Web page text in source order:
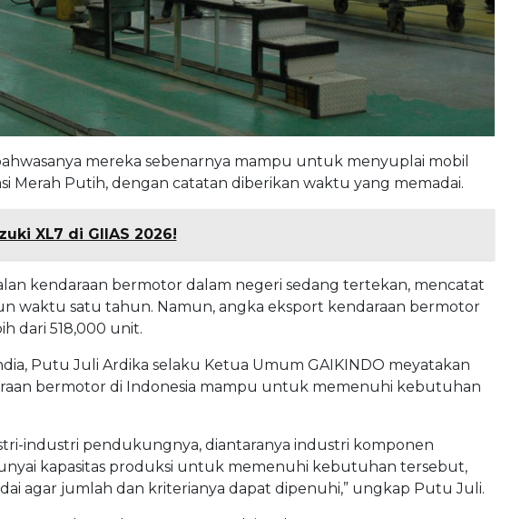
mereka sebenarnya mampu untuk menyuplai mobil
Merah Putih, dengan catatan diberikan waktu yang memadai.
XL7 di GIIAS 2026!
kendaraan bermotor dalam negeri sedang tertekan, mencatat
waktu satu tahun. Namun, angka eksport kendaraan bermotor
dari 518,000 unit.
Putu Juli Ardika selaku Ketua Umum GAIKINDO meyatakan
bermotor di Indonesia mampu untuk memenuhi kebutuhan
industri pendukungnya, diantaranya industri komponen
kapasitas produksi untuk memenuhi kebutuhan tersebut,
agar jumlah dan kriterianya dapat dipenuhi,” ungkap Putu Juli.